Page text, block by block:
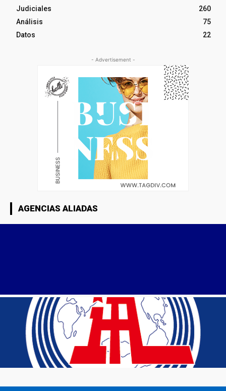
Judiciales
260
Análisis
75
Datos
22
- Advertisement -
AGENCIAS ALIADAS